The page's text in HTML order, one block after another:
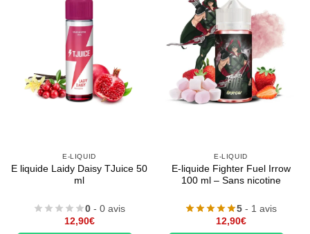
E-LIQUID
E liquide Laidy Daisy TJuice 50
ml
0 - 0 avis
12,90€
E-LIQUID
E-liquide Fighter Fuel Irrow
100 ml – Sans nicotine
5 - 1 avis
12,90€